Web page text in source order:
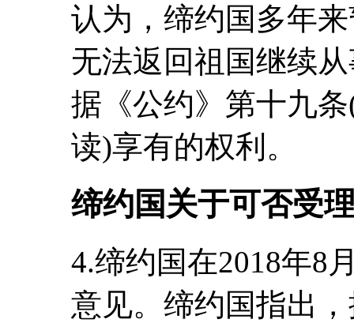
认为，缔约国多年
无法返回祖国继续
据《公约》第十九
读)享有的权利。
缔约国关于可否受
4.缔约国在2018年8
意见。缔约国指出